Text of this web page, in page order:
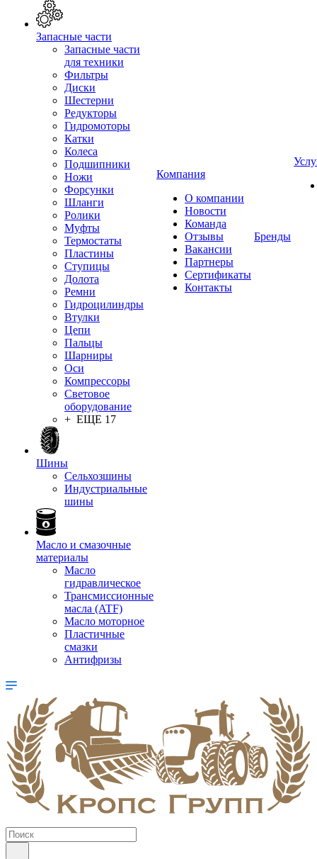
Запасные части
Запасные части
для техники
Фильтры
Диски
Шестерни
Редукторы
Гидромоторы
Катки
Колеса
Подшипники
Ножи
Форсунки
Шланги
Ролики
Муфты
Термостаты
Пластины
Ступицы
Долота
Ремни
Гидроцилиндры
Втулки
Цепи
Пальцы
Шарниры
Оси
Компрессоры
Световое
оборудование
+ ЕЩЕ 17
Шины
Сельхозшины
Индустриальные
шины
Масло и смазочные
материалы
Масло
гидравлическое
Трансмиссионные
масла (ATF)
Масло моторное
Пластичные
смазки
Антифризы
Компания
О компании
Новости
Команда
Отзывы
Вакансии
Партнеры
Сертификаты
Контакты
Бренды